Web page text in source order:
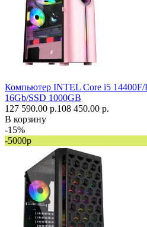
Компьютер INTEL Core i5
16Gb/SSD 1000GB
127 590.00 р.108 450.00 р.
В корзину
-15%
-5000р